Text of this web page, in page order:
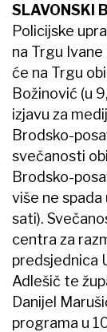
SLAVONSKI
Policijske
na Trgu
će na Trgu
Božinović (u
izjavu za
Brodsko-
svečanosti
Brodsko-
više ne spada
sati).
centra za
predsjednica
Adlešič te
Danijel
programa u